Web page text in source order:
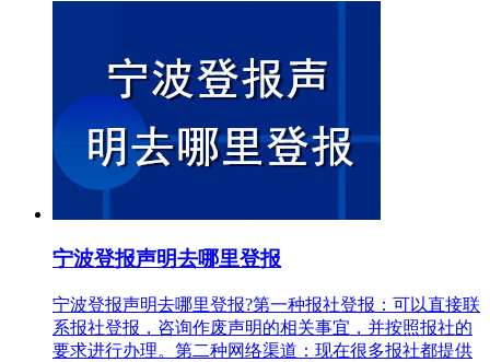
宁波登报声明去哪里登报
宁波登报声明去哪里登报?第一种报社登报：可以直接联
系报社登报，咨询作废声明的相关事宜，并按照报社的
要求进行办理。第二种网络渠道：现在很多报社都提供